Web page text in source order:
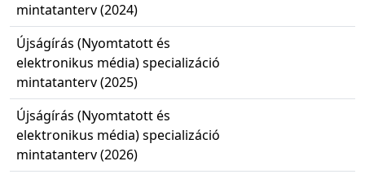
mintatanterv (2024)
Újságírás (Nyomtatott és
elektronikus média) specializáció
mintatanterv (2025)
Újságírás (Nyomtatott és
elektronikus média) specializáció
mintatanterv (2026)